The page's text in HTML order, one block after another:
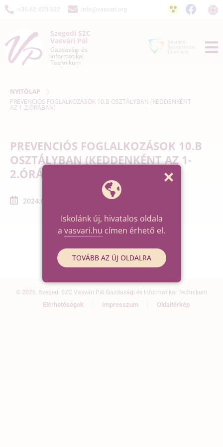
+36-62 425-322 info@vasvari.org
Szegedi SZC
Vasvári Pál
Gazdasági és
Informatikai
Technikum
NYITÓLAP
PREVENCIÓS FOGLALKOZÁSOK 10.B OSZTÁLYBAN (KEDDENKÉNT
AZ 1-2.ÓRÁBAN)
PREVENCIÓS FOGLALKOZÁSOK 10.B
OSZTÁLYBAN (KEDDENKÉNT AZ 1-
2.ÓRÁBAN)
2024.07.02. - 2024.07.23.
© 2026. Szegedi SZC Vasvári Pál Gazdasági és Informatikai Technikum
Elérhetőségek Impresszum Oldaltérkép
Iskolánk új, hivatalos oldala
a vasvari.hu címen érhető el.
TOVÁBB AZ ÚJ OLDALRA